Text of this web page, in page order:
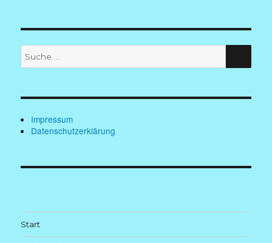
Suche
nach:
Impressum
Datenschutzerklärung
Start